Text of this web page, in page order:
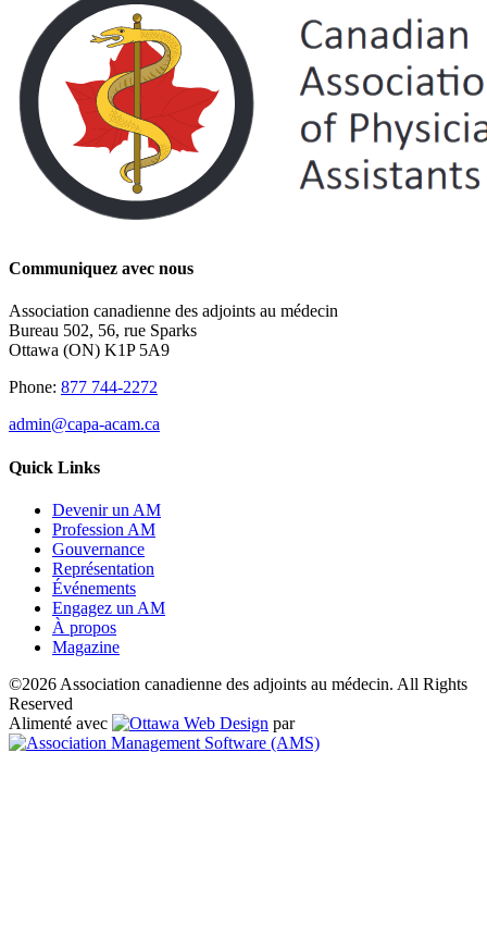
Communiquez avec nous
Association canadienne des adjoints au médecin
Bureau 502, 56, rue Sparks
Ottawa (ON) K1P 5A9
Phone: 877 744-2272
admin@capa-acam.ca
Quick Links
Devenir un AM
Profession AM
Gouvernance
Représentation
Événements
Engagez un AM
À propos
Magazine
©2026 Association canadienne des adjoints au médecin. All Rights
Reserved
Alimenté avec
par